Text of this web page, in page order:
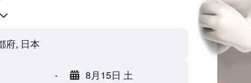
- 8月15日 土